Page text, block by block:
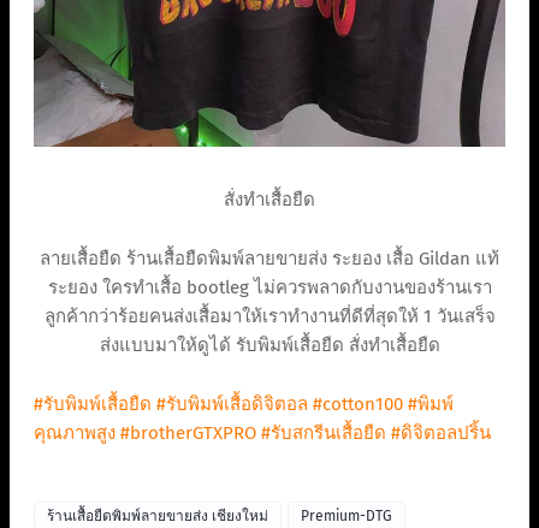
สั่งทำเสื้อยืด
ลายเสื้อยืด ร้านเสื้อยืดพิมพ์ลายขายส่ง ระยอง เสื้อ Gildan แท้
ระยอง ใครทำเสื้อ bootleg ไม่ควรพลาดกับงานของร้านเรา
ลูกค้ากว่าร้อยคนส่งเสื้อมาให้เราทำงานที่ดีที่สุดให้ 1 วันเสร็จ
ส่งแบบมาให้ดูได้ รับพิมพ์เสื้อยืด สั่งทำเสื้อยืด
#รับพิมพ์เสื้อยืด #รับพิมพ์เสื้อดิจิตอล #cotton100 #พิมพ์
คุณภาพสูง #brotherGTXPRO #รับสกรีนเสื้อยืด #ดิจิตอลปริ้น
ร้านเสื้อยืดพิมพ์ลายขายส่ง เชียงใหม่ Premium-DTG